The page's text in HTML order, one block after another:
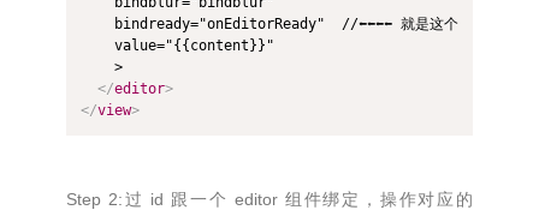
    bindready="onEditorReady"  //⬅⬅⬅⬅ 就是这个
    value="{{content}}"
    >
</editor>
</view>
Step 2:过 id 跟一个 editor 组件绑定，操作对应的